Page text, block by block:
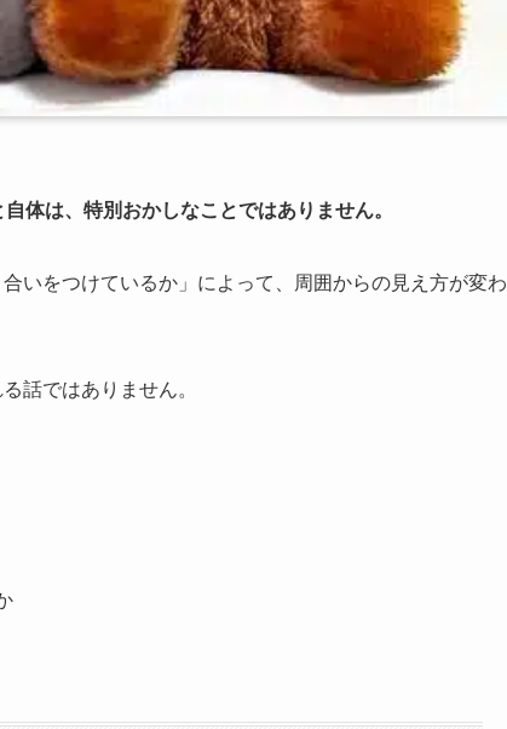
体は、特別おかしなことではありません。
いをつけているか」によって、周囲からの見え方が変わ
話ではありません。